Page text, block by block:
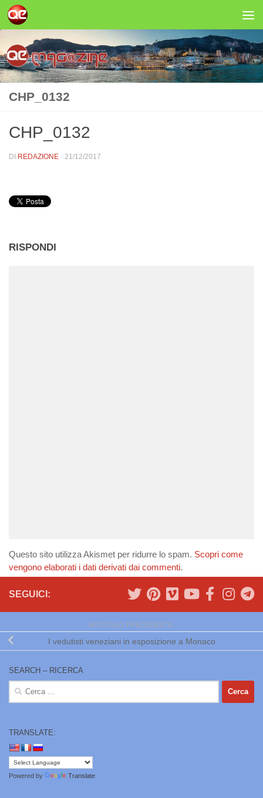
Salta al contenuto
CHP_0132
CHP_0132
DI REDAZIONE · 21/12/2017
RISPONDI
Questo sito utilizza Akismet per ridurre lo spam. Scopri come
vengono elaborati i dati derivati dai commenti.
SEGUICI:
ARTICOLO PRECEDENTE
I vedutisti veneziani in esposizione a Monaco
SEARCH – RICERCA
Ricerca
TRANSLATE:
Powered by Translate